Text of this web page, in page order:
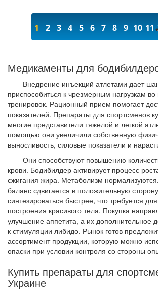
1 2 3 4 5 6 7 8 9 10 11
Медикаменты для
Внедрение инъекций атлетами дает
приспособиться к чрезмерным нагрузкам
тренировок. Рационный прием помогает
показателей. Препараты для спортсменов
многие представители тяжелой и легкой
помощью они увеличили собственную
выносливость, силовые показатели и
Они способствуют повышению
крови. Бодибилдер активирует процесс
сжигания жира. Метаболизм
баланс сдвигается в положительную
синтезироваться быстрее, что требуется
построения красивого тела. Покупка
улучшение аппетита, а их дополнительное
к стимуляции либидо. Рынок готов
ассортимент продукции, которую можно
опаски при условии контроля со стороны
Купить препараты для
Украине